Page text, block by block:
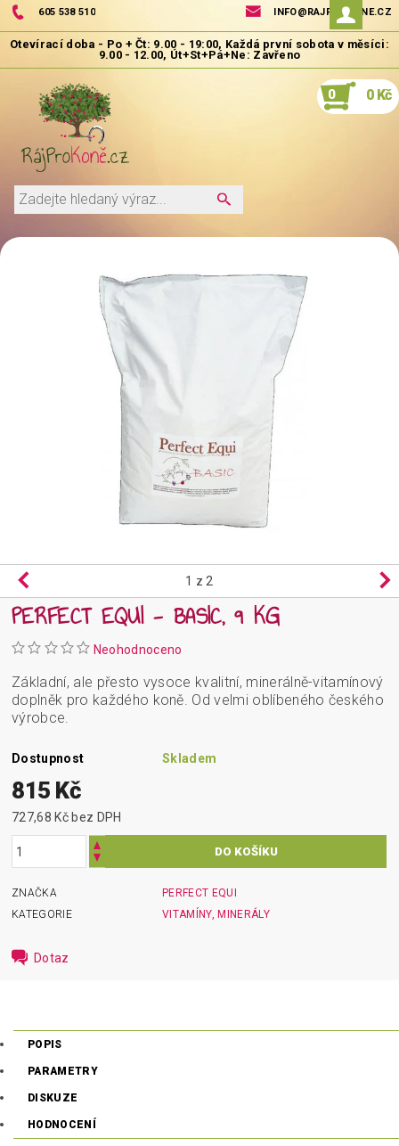
605 538 510 INFO@RAJPROKONE.CZ
0 0 Kč
1 z 2
PERFECT EQUI - BASIC, 9 KG
Neohodnoceno
Základní, ale přesto vysoce kvalitní, minerálně-vitamínový
doplněk pro každého koně. Od velmi oblíbeného českého
výrobce.
Dostupnost Skladem
815 Kč
727,68 Kč bez DPH
ZNAČKA
PERFECT EQUI
KATEGORIE
VITAMÍNY, MINERÁLY
Dotaz
POPIS
PARAMETRY
DISKUZE
HODNOCENÍ